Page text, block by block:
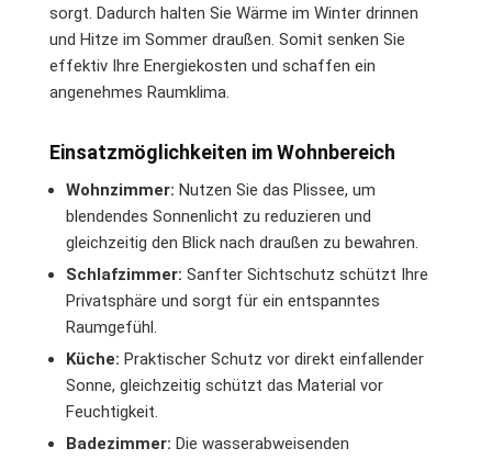
sorgt. Dadurch halten Sie Wärme im Winter drinnen
und Hitze im Sommer draußen. Somit senken Sie
effektiv Ihre Energiekosten und schaffen ein
angenehmes Raumklima.
Einsatzmöglichkeiten im Wohnbereich
Wohnzimmer: Nutzen Sie das Plissee, um
blendendes Sonnenlicht zu reduzieren und
gleichzeitig den Blick nach draußen zu bewahren.
Schlafzimmer: Sanfter Sichtschutz schützt Ihre
Privatsphäre und sorgt für ein entspanntes
Raumgefühl.
Küche: Praktischer Schutz vor direkt einfallender
Sonne, gleichzeitig schützt das Material vor
Feuchtigkeit.
Badezimmer: Die wasserabweisenden